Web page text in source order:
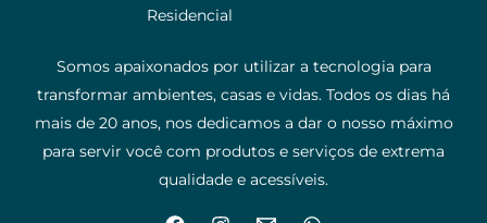
Residencial
Somos apaixonados por utilizar a tecnologia para
transformar ambientes, casas e vidas. Todos os dias há
mais de 20 anos, nos dedicamos a dar o nosso máximo
para servir você com produtos e serviços de extrema
qualidade e acessíveis.